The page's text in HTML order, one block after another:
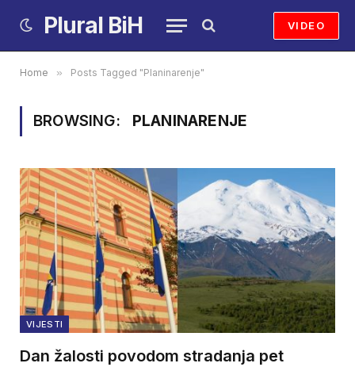
Plural BiH VIDEO
Home » Posts Tagged "Planinarenje"
BROWSING: PLANINARENJE
VIJESTI
Dan žalosti povodom stradanja pet